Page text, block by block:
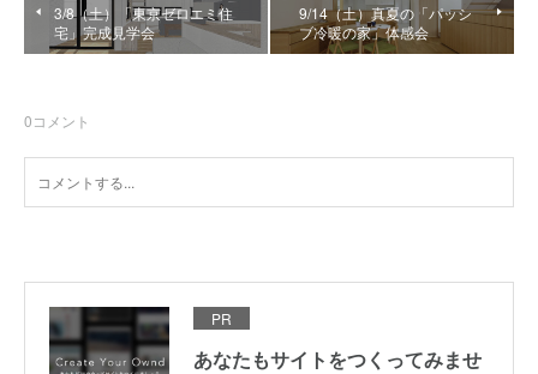
3/8（土）「東京ゼロエミ住
宅」完成見学会
9/14（土）真夏の「パッシ
ブ冷暖の家」体感会
0コメント
PR
あなたもサイトをつくってみませ